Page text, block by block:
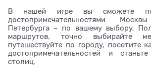
В нашей игре вы сможете
достопримечательностями
Петербурга – по вашему выбору.
маршрутов, точно выбирайте
путешествуйте по городу, посетите
достопримечательностей и
столиц.